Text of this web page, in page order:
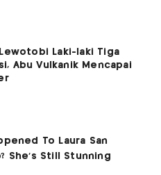
Laki-laki Tiga
Abu Vulkanik Mencapai